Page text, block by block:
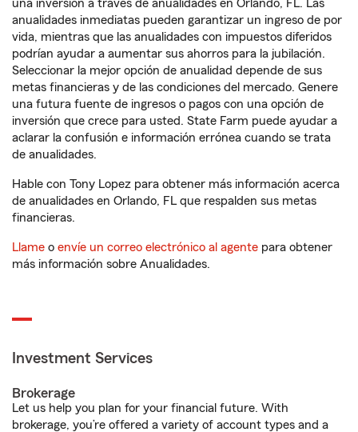
una inversión a través de anualidades en Orlando, FL. Las
anualidades inmediatas pueden garantizar un ingreso de por
vida, mientras que las anualidades con impuestos diferidos
podrían ayudar a aumentar sus ahorros para la jubilación.
Seleccionar la mejor opción de anualidad depende de sus
metas financieras y de las condiciones del mercado. Genere
una futura fuente de ingresos o pagos con una opción de
inversión que crece para usted. State Farm puede ayudar a
aclarar la confusión e información errónea cuando se trata
de anualidades.
Hable con Tony Lopez para obtener más información acerca
de anualidades en Orlando, FL que respalden sus metas
financieras.
Llame o envíe un correo electrónico al agente para obtener
más información sobre Anualidades.
Investment Services
Brokerage
Let us help you plan for your financial future. With
brokerage, you’re offered a variety of account types and a